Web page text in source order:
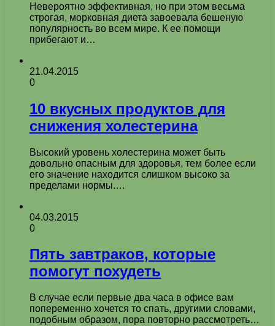
Невероятно эффективная, но при этом весьма
строгая, морковная диета завоевала бешеную
популярность во всем мире. К ее помощи
прибегают и…
21.04.2015
0
10 вкусных продуктов для
снижения холестерина
Высокий уровень холестерина может быть
довольно опасным для здоровья, тем более если
его значение находится слишком высоко за
пределами нормы.…
04.03.2015
0
Пять завтраков, которые
помогут похудеть
В случае если первые два часа в офисе вам
попеременно хочется то спать, другими словами,
подобным образом, пора повторно рассмотреть…